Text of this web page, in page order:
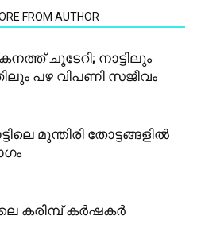
FROM AUTHOR
ചൂടേറി; നാട്ടിലും
പഴ വിപണി സജീവം
മുന്തിരി തോട്ടങ്ങളില്‍
കരിമ്പ് കർഷകർ